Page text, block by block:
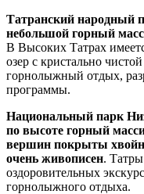
Татранский народный
небольшой горный
В Высоких Татрах
озер с кристально
горнолыжный отдых,
программы.
Национальный парк
по высоте горный
вершин покрыты
очень живописен.
оздоровительных
горнолыжного отдыха.